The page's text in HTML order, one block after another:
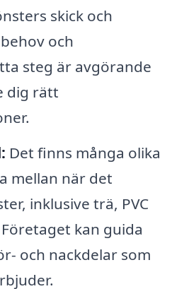
skick och
och
steg är avgörande
dig rätt
Det finns många olika
mellan när det
inklusive trä, PVC
kan guida
och nackdelar som